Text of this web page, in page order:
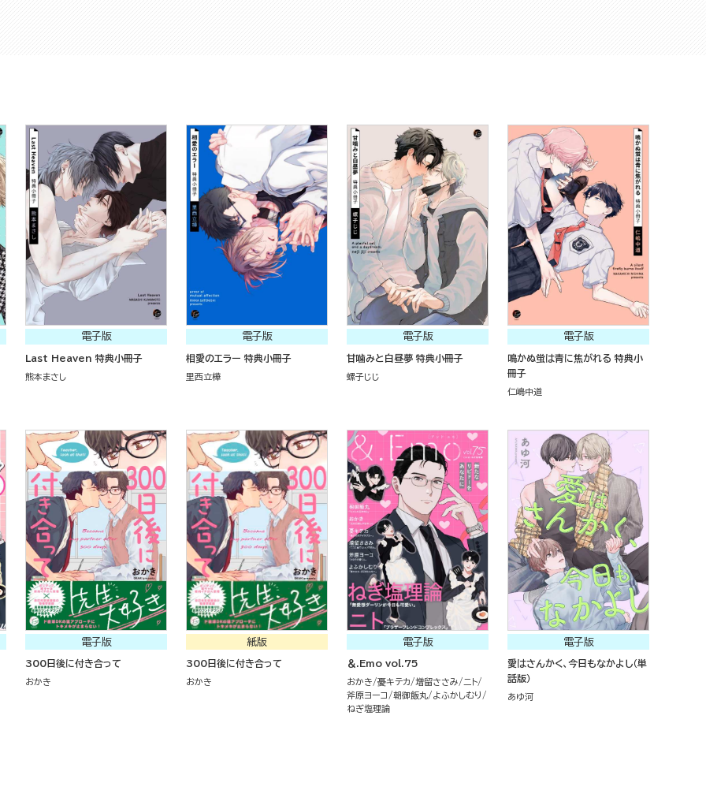
電子版
Last Heaven 特典小冊子
熊本まさし
電子版
相愛のエラー 特典小冊子
里西立樺
電子版
甘噛みと白昼夢 特典小冊子
螺子じじ
電子版
鳴かぬ蛍は青に焦がれる 特典小
冊子
仁嶋中道
電子版
300日後に付き合って
おかき
紙版
300日後に付き合って
おかき
電子版
＆.Emo vol.75
おかき 憂キテカ 増留ささみ
ニト
斧原ヨーコ
朝御飯丸
よふかしむり
ねぎ塩理論
電子版
愛はさんかく、今日もなかよし（単
話版）
あゆ河